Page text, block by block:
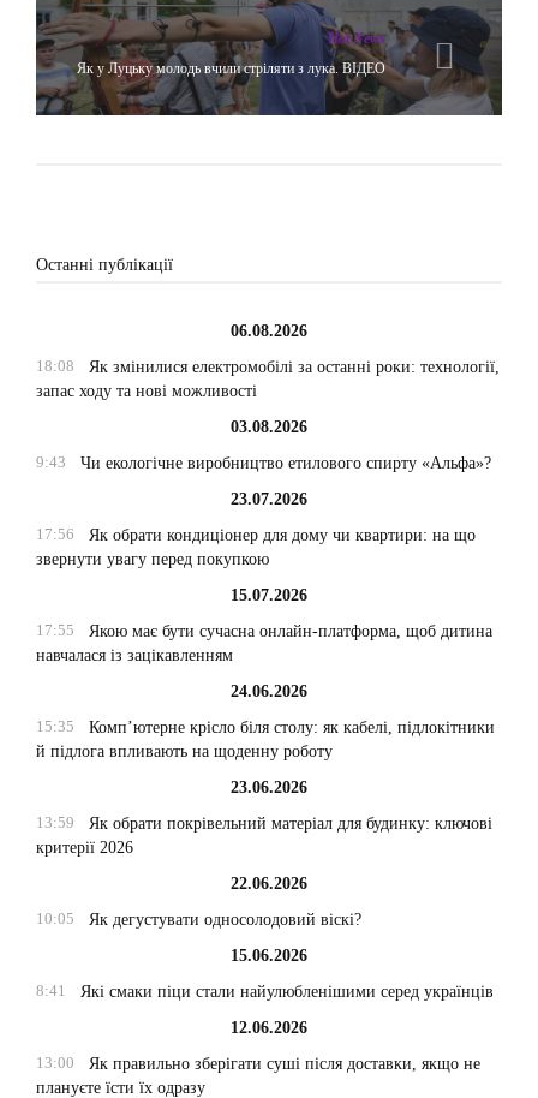
Hot News
Як у Луцьку молодь вчили стріляти з лука. ВІДЕО
Останні публікації
06.08.2026
18:08
Як змінилися електромобілі за останні роки: технології,
запас ходу та нові можливості
03.08.2026
9:43
Чи екологічне виробництво етилового спирту «Альфа»?
23.07.2026
17:56
Як обрати кондиціонер для дому чи квартири: на що
звернути увагу перед покупкою
15.07.2026
17:55
Якою має бути сучасна онлайн-платформа, щоб дитина
навчалася із зацікавленням
24.06.2026
15:35
Комп’ютерне крісло біля столу: як кабелі, підлокітники
й підлога впливають на щоденну роботу
23.06.2026
13:59
Як обрати покрівельний матеріал для будинку: ключові
критерії 2026
22.06.2026
10:05
Як дегустувати односолодовий віскі?
15.06.2026
8:41
Які смаки піци стали найулюбленішими серед українців
12.06.2026
13:00
Як правильно зберігати суші після доставки, якщо не
плануєте їсти їх одразу